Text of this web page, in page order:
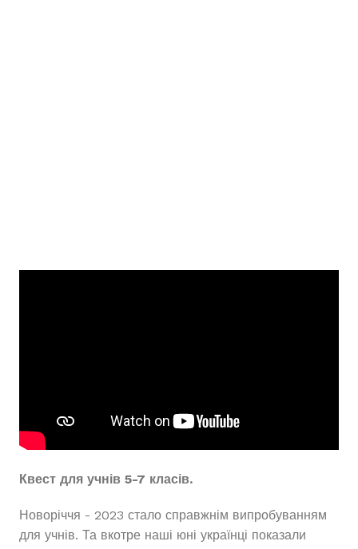
Квест для учнів 5-7 класів.
Новоріччя - 2023 стало справжнім випробуванням
для учнів. Та вкотре наші юні українці показали